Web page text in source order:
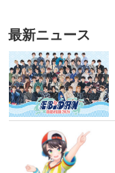
最新ニュース